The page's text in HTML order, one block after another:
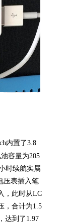
内置了3.8
容量为205
时续航实属
压表插入笔
，此时从LC
，合计为1.5
达到了1.97